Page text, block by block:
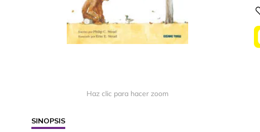
Haz clic para hacer zoom
SINOPSIS